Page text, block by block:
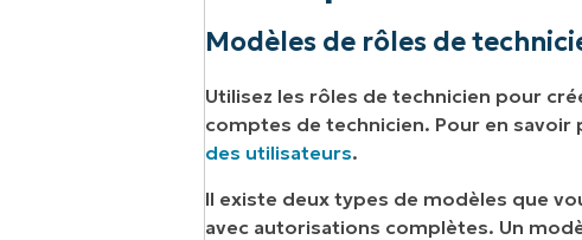
Modèles de rôles de
Utilisez les rôles de technicien pour
comptes de technicien. Pour en
des utilisateurs.
Il existe deux types de modèles que
avec autorisations complètes. Un